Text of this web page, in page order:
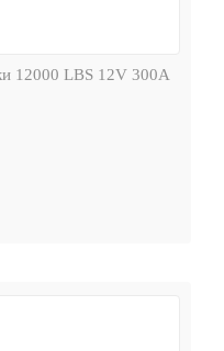
12000 LBS 12V 300А